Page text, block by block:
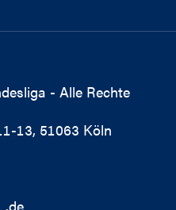
- Alle Rechte
13, 51063 Köln